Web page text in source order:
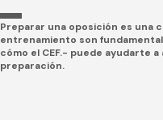
Preparar una oposición es una
entrenamiento son
cómo el CEF.- puede ayudarte
preparación.